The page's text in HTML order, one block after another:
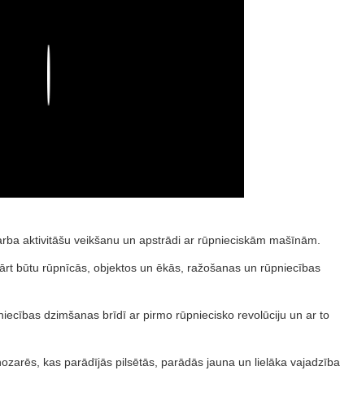
aktivitāšu veikšanu un apstrādi ar rūpnieciskām mašīnām.
būtu rūpnīcās, objektos un ēkās, ražošanas un rūpniecības
dzimšanas brīdī ar pirmo rūpniecisko revolūciju un ar to
kas parādījās pilsētās, parādās jauna un lielāka vajadzība